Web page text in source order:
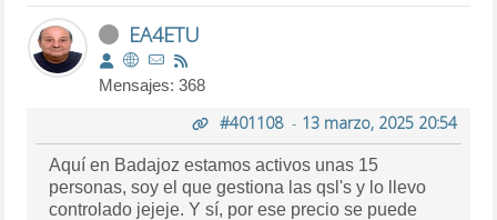
EA4ETU
Mensajes: 368
#401108- 13 marzo, 2025 20:54
Aquí en Badajoz estamos activos unas 15
personas, soy el que gestiona las qsl's y lo llevo
controlado jejeje. Y sí, por ese precio se puede